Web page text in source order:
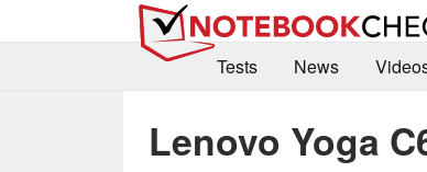
Tests
News
Lenovo Yoga